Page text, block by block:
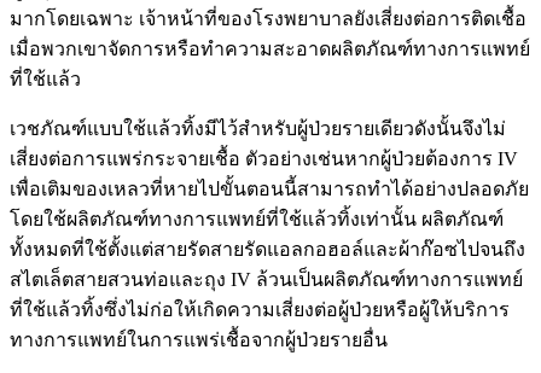
มากโดยเฉพาะ เจ้าหน้าที่ของโรงพยาบาลยังเสี่ยงต่อการติดเชื้อ
เมื่อพวกเขาจัดการหรือทำความสะอาดผลิตภัณฑ์ทางการแพทย์
ที่ใช้แล้ว
เวชภัณฑ์แบบใช้แล้วทิ้งมีไว้สำหรับผู้ป่วยรายเดียวดังนั้นจึงไม่
เสี่ยงต่อการแพร่กระจายเชื้อ ตัวอย่างเช่นหากผู้ป่วยต้องการ IV
เพื่อเติมของเหลวที่หายไปขั้นตอนนี้สามารถทำได้อย่างปลอดภัย
โดยใช้ผลิตภัณฑ์ทางการแพทย์ที่ใช้แล้วทิ้งเท่านั้น ผลิตภัณฑ์
ทั้งหมดที่ใช้ตั้งแต่สายรัดสายรัดแอลกอฮอล์และผ้าก๊อซไปจนถึง
สไตเล็ตสายสวนท่อและถุง IV ล้วนเป็นผลิตภัณฑ์ทางการแพทย์
ที่ใช้แล้วทิ้งซึ่งไม่ก่อให้เกิดความเสี่ยงต่อผู้ป่วยหรือผู้ให้บริการ
ทางการแพทย์ในการแพร่เชื้อจากผู้ป่วยรายอื่น